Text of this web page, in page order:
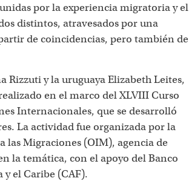
por la experiencia migratoria y el
distintos, atravesados por una
de coincidencias, pero también de
Rizzuti y la uruguaya Elizabeth Leites,
en el marco del XLVIII Curso
Internacionales, que se desarrolló
La actividad fue organizada por la
Migraciones (OIM), agencia de
la temática, con el apoyo del Banco
el Caribe (CAF).